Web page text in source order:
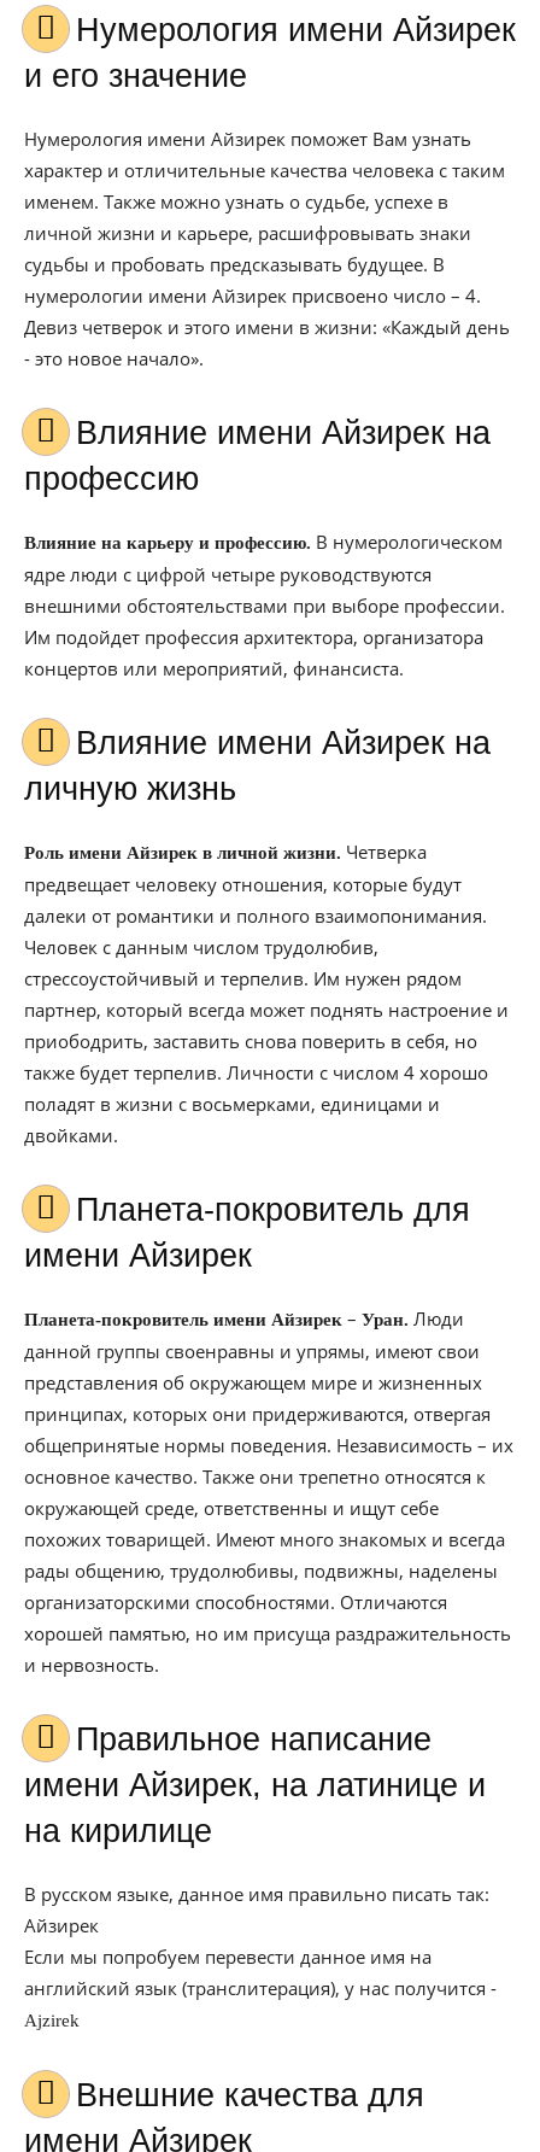
Нумерология имени Айзирек
и его значение
Нумерология имени Айзирек поможет Вам узнать
характер и отличительные качества человека с таким
именем. Также можно узнать о судьбе, успехе в
личной жизни и карьере, расшифровывать знаки
судьбы и пробовать предсказывать будущее. В
нумерологии имени Айзирек присвоено число – 4.
Девиз четверок и этого имени в жизни: «Каждый день
- это новое начало».
Влияние имени Айзирек на
профессию
Влияние на карьеру и профессию. В нумерологическом
ядре люди с цифрой четыре руководствуются
внешними обстоятельствами при выборе профессии.
Им подойдет профессия архитектора, организатора
концертов или мероприятий, финансиста.
Влияние имени Айзирек на
личную жизнь
Роль имени Айзирек в личной жизни. Четверка
предвещает человеку отношения, которые будут
далеки от романтики и полного взаимопонимания.
Человек с данным числом трудолюбив,
стрессоустойчивый и терпелив. Им нужен рядом
партнер, который всегда может поднять настроение и
приободрить, заставить снова поверить в себя, но
также будет терпелив. Личности с числом 4 хорошо
поладят в жизни с восьмерками, единицами и
двойками.
Планета-покровитель для
имени Айзирек
Планета-покровитель имени Айзирек – Уран. Люди
данной группы своенравны и упрямы, имеют свои
представления об окружающем мире и жизненных
принципах, которых они придерживаются, отвергая
общепринятые нормы поведения. Независимость – их
основное качество. Также они трепетно относятся к
окружающей среде, ответственны и ищут себе
похожих товарищей. Имеют много знакомых и всегда
рады общению, трудолюбивы, подвижны, наделены
организаторскими способностями. Отличаются
хорошей памятью, но им присуща раздражительность
и нервозность.
Правильное написание
имени Айзирек, на латинице и
на кирилице
В русском языке, данное имя правильно писать так:
Айзирек
Если мы попробуем перевести данное имя на
английский язык (транслитерация), у нас получится -
Ajzirek
Внешние качества для
имени Айзирек